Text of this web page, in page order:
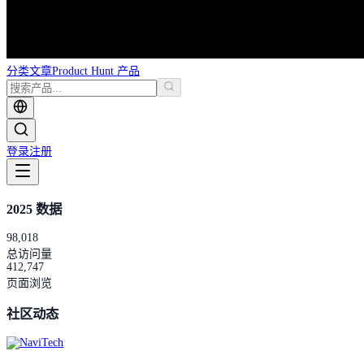
分类文章Product Hunt 产品
登录注册
2025 数据
98,018
总访问量
412,747
页面浏览
社区动态